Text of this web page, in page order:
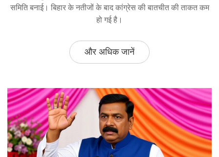
समिति बनाई। बिहार के नतीजों के बाद कांग्रेस की बातचीत की ताकत कम
हो गई है।
और अधिक जानें